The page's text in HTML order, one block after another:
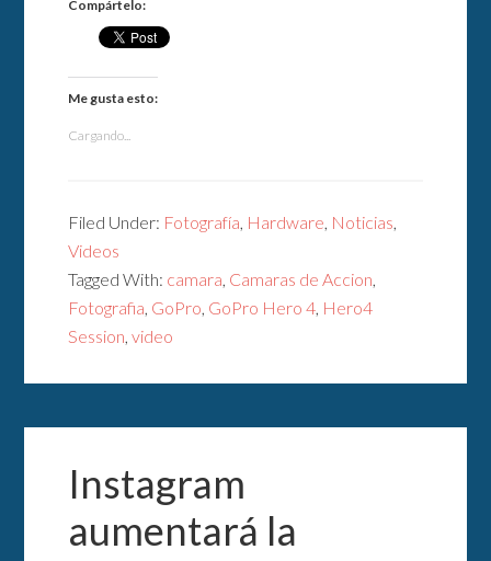
Compártelo:
Me gusta esto:
Cargando...
Filed Under: Fotografía, Hardware, Noticias,
Videos
Tagged With: camara, Camaras de Accion,
Fotografia, GoPro, GoPro Hero 4, Hero4
Session,video
Instagram
aumentará la